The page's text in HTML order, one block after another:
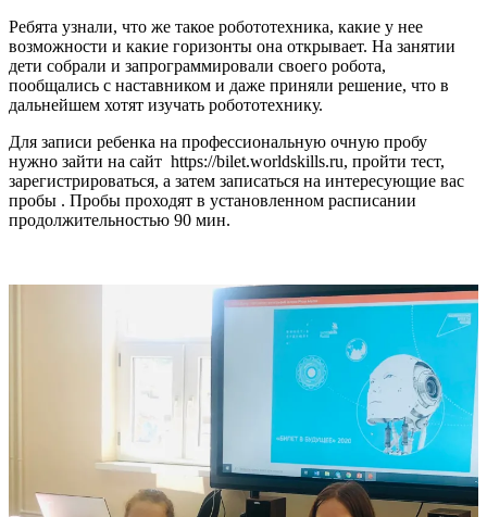
Ребята узнали, что же такое робототехника, какие у нее
возможности и какие горизонты она открывает. На занятии
дети собрали и запрограммировали своего робота,
пообщались с наставником и даже приняли решение, что в
дальнейшем хотят изучать робототехнику.
Для записи ребенка на профессиональную очную пробу
нужно зайти на сайт https://bilet.worldskills.ru, пройти тест,
зарегистрироваться, а затем записаться на интересующие вас
пробы . Пробы проходят в установленном расписании
продолжительностью 90 мин.